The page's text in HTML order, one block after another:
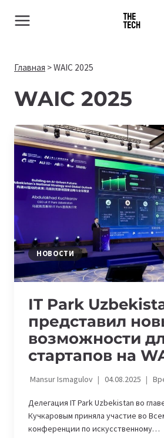
Главная >WAIC 2025
WAIC 2025
НОВОСТИ
IT Park
представил
возможности
стартапов на
Mansur Ismagulov 04.08.2025
Делегация IT Park Uzbekistan во
Кучкаровым приняла участие во
конференции по искусственному…